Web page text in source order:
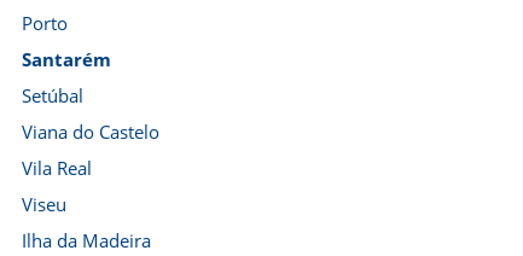
Porto
Santarém
Setúbal
Viana do Castelo
Vila Real
Viseu
Ilha da Madeira